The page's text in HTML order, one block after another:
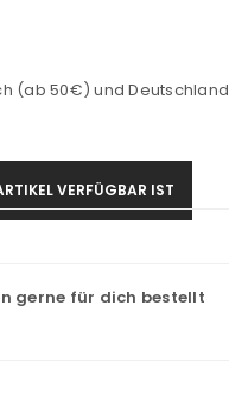
(ab 50€) und Deutschland
VERFÜGBAR IST
gerne für dich bestellt